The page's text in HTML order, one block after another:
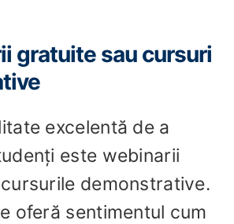
gratuite sau cursuri
excelentă de a
este webinarii
demonstrative.
oferă sentimentul cum